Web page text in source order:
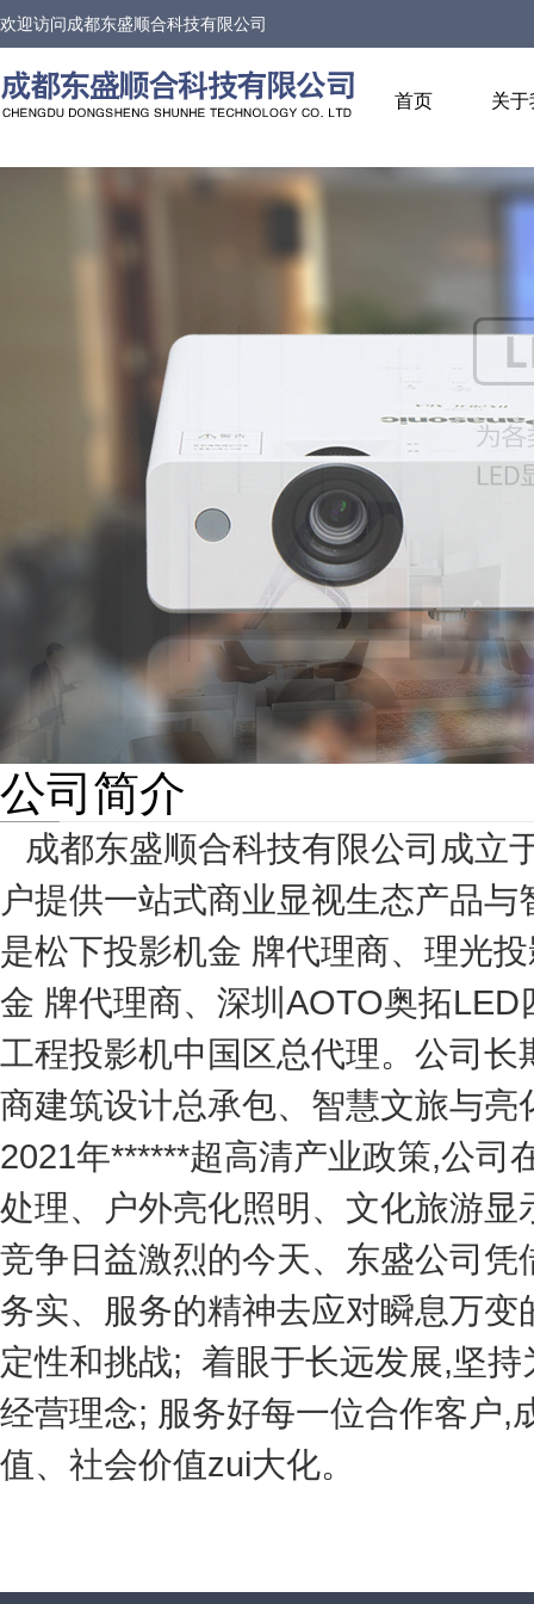
欢迎访问成都东盛顺合科技有限公司
首页 关于
公司简介
成都东盛顺合科技有限公司成立
户提供一站式商业显视生态产品与
是松下投影机金 牌代理商、理光
金 牌代理商、 深圳 AOTO奥拓LED
工程投影机中国区总代理。 公司长
商建筑设计总承包、智慧文旅与
2021年******超高清产业政策,公司
处理、户外亮化照明、文化旅游显
竞争日益激烈的今天、东盛公司凭
务实、 服务的精神去应对瞬息万变
定性和挑战; 着眼于长远发展,坚持
经营理念; 服务好每一位合作客户,
值、社会价值zui大化。